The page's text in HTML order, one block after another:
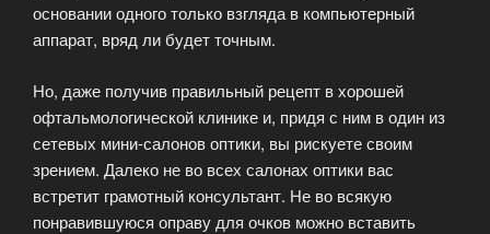
основании одного только взгляда в компьютерный
аппарат, вряд ли будет точным.
Но, даже получив правильный рецепт в хорошей
офтальмологической клинике и, придя с ним в один из
сетевых мини-салонов оптики, вы рискуете своим
зрением. Далеко не во всех салонах оптики вас
встретит грамотный консультант. Не во всякую
понравившуюся оправу для очков можно вставить